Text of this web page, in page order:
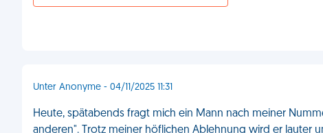
Unter Anonyme - 04/11/2025 11:31
Heute, spätabends fragt mich ein Mann nach meiner
anderen". Trotz meiner höflichen Ablehnung wird er lauter